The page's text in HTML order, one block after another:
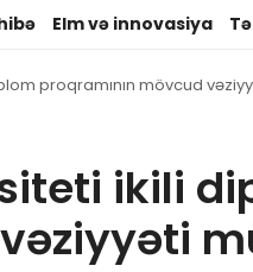
Elm və innovasiya
proqramının mövcud
ikili